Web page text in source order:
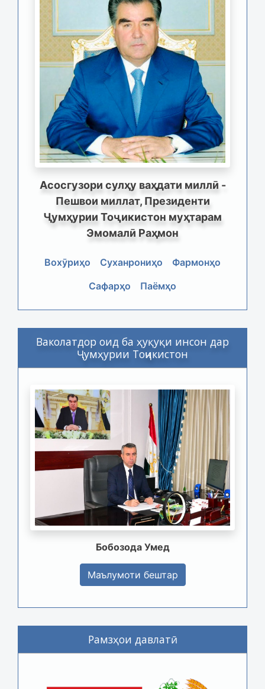
Асосгузори сулҳу ваҳдати миллӣ -
Пешвои миллат, Президенти
Ҷумҳурии Тоҷикистон муҳтарам
Эмомалӣ Раҳмон
Вохӯриҳо Суханрониҳо
Фармонҳо
Сафарҳо
Паёмҳо
Ваколатдор оид ба ҳуқуқи инсон дар
Ҷумҳурии Тоҷикистон
Бобозода Умед
Маълумоти бештар
Рамзҳои давлатӣ